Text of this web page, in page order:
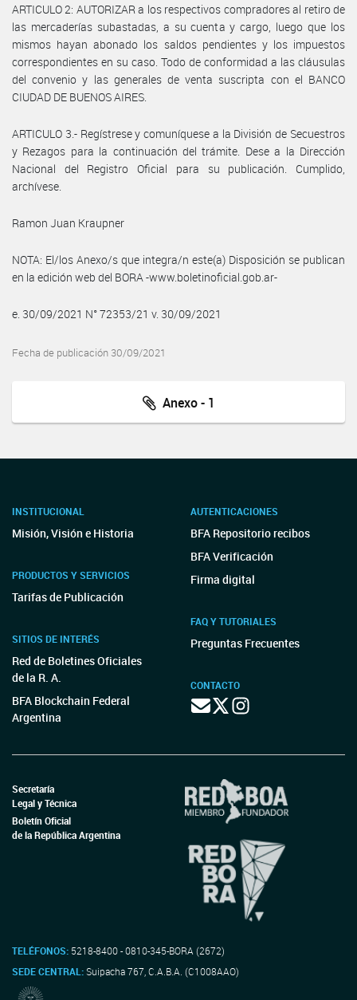
ARTICULO 2: AUTORIZAR a los respectivos compradores al retiro de
las mercaderías subastadas, a su cuenta y cargo, luego que los
mismos hayan abonado los saldos pendientes y los impuestos
correspondientes en su caso. Todo de conformidad a las cláusulas
del convenio y las generales de venta suscripta con el BANCO
CIUDAD DE BUENOS AIRES.
ARTICULO 3.- Regístrese y comuníquese a la División de Secuestros
y Rezagos para la continuación del trámite. Dese a la Dirección
Nacional del Registro Oficial para su publicación. Cumplido,
archívese.
Ramon Juan Kraupner
NOTA: El/los Anexo/s que integra/n este(a) Disposición se publican
en la edición web del BORA -www.boletinoficial.gob.ar-
e. 30/09/2021 N° 72353/21 v. 30/09/2021
Fecha de publicación 30/09/2021
Anexo - 1
INSTITUCIONAL
Misión, Visión e Historia
PRODUCTOS Y SERVICIOS
Tarifas de Publicación
SITIOS DE INTERÉS
Red de Boletines Oficiales
de la R. A.
BFA Blockchain Federal
Argentina
AUTENTICACIONES
BFA Repositorio recibos
BFA Verificación
Firma digital
FAQ Y TUTORIALES
Preguntas Frecuentes
CONTACTO
Secretaría
Legal y Técnica
Boletín Oficial
de la República Argentina
TELÉFONOS: 5218-8400 - 0810-345-BORA (2672)
SEDE CENTRAL:Suipacha 767, C.A.B.A. (C1008AAO)